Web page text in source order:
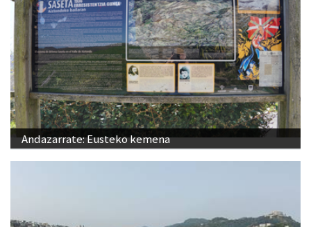
Andazarrate: Eusteko kemena